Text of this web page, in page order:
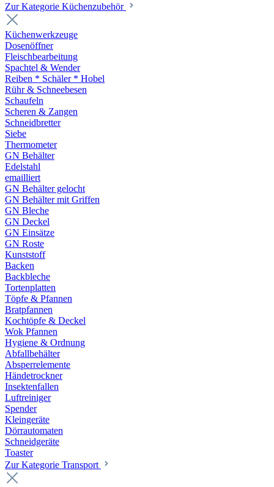
Zur Kategorie Küchenzubehör
Küchenwerkzeuge
Dosenöffner
Fleischbearbeitung
Spachtel & Wender
Reiben * Schäler * Hobel
Rühr & Schneebesen
Schaufeln
Scheren & Zangen
Schneidbretter
Siebe
Thermometer
GN Behälter
Edelstahl
emailliert
GN Behälter gelocht
GN Behälter mit Griffen
GN Bleche
GN Deckel
GN Einsätze
GN Roste
Kunststoff
Backen
Backbleche
Tortenplatten
Töpfe & Pfannen
Bratpfannen
Kochtöpfe & Deckel
Wok Pfannen
Hygiene & Ordnung
Abfallbehälter
Absperrelemente
Händetrockner
Insektenfallen
Luftreiniger
Spender
Kleingeräte
Dörrautomaten
Schneidgeräte
Toaster
Zur Kategorie Transport